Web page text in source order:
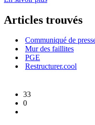
Articles trouvés
Communiqué de
Mur des faillites
PGE
Restructurer.cool
33
0